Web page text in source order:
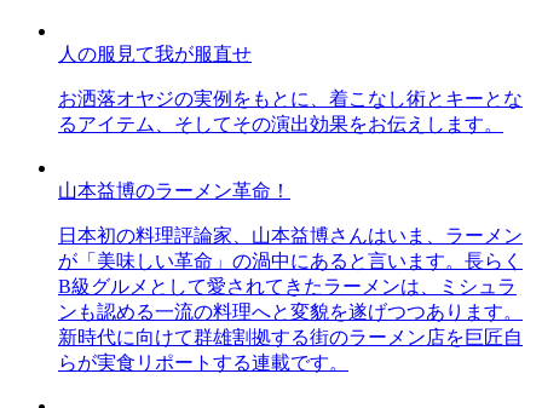
人の服見て我が服直せ
お洒落オヤジの実例をもとに、着こなし術とキーとな
るアイテム、そしてその演出効果をお伝えします。
山本益博のラーメン革命！
日本初の料理評論家、山本益博さんはいま、ラーメン
が「美味しい革命」の渦中にあると言います。長らく
B級グルメとして愛されてきたラーメンは、ミシュラ
ンも認める一流の料理へと変貌を遂げつつあります。
新時代に向けて群雄割拠する街のラーメン店を巨匠自
らが実食リポートする連載です。